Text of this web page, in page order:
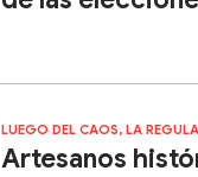
LUEGO DEL CAOS, LA
Artesanos